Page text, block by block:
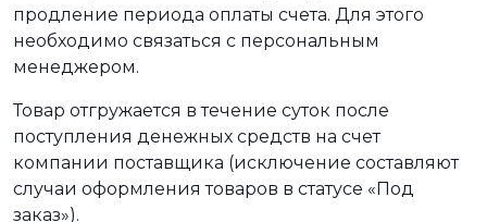
продление периода оплаты счета. Для этого
необходимо связаться с персональным
менеджером.
Товар отгружается в течение суток после
поступления денежных средств на счет
компании поставщика (исключение составляют
случаи оформления товаров в статусе «Под
заказ»).